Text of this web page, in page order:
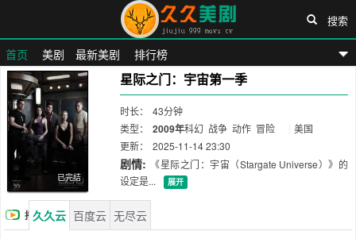
久久美剧网
首页 美剧 最新美剧 排行榜
搜索
已完结
星际之门：宇宙第一季
时长：
43分钟
类型：
2009年科幻 战争 动作 冒险
美国
更新：
2025-11-14 23:30
剧情:
《星际之门：宇宙（Stargate Universe）》的
设定是...
展开
播久久云 百度云 无尽云